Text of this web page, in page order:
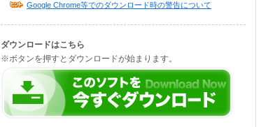
Google Chrome等でのダウンロード時の警告について
ダウンロードはこちら
※ボタンを押すとダウンロードが始まります。